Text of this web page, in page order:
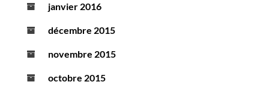
janvier 2016
décembre 2015
novembre 2015
octobre 2015